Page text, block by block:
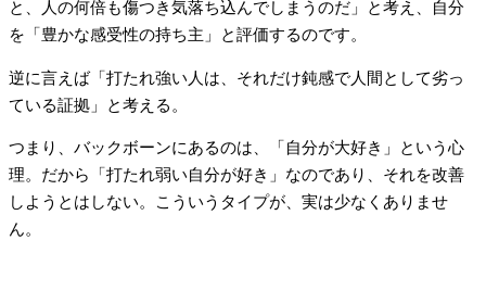
と、人の何倍も傷つき気落ち込んでしまうのだ」と考え、自分
を「豊かな感受性の持ち主」と評価するのです。
逆に言えば「打たれ強い人は、それだけ鈍感で人間として劣っ
ている証拠」と考える。
つまり、バックボーンにあるのは、「自分が大好き」という心
理。だから「打たれ弱い自分が好き」なのであり、それを改善
しようとはしない。こういうタイプが、実は少なくありませ
ん。